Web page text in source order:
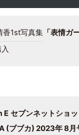
香1st写真集「表情ガ
E セブンネットショ
(ブブカ) 2023年 8月